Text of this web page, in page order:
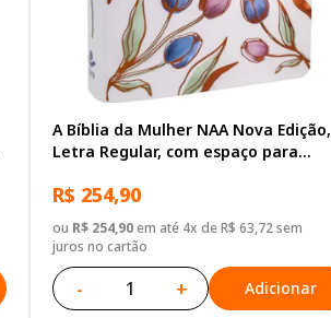
A Bíblia da Mulher NAA Nova Edição,
Letra Regular, com espaço para
Sintético Ilustrada: Branca
R$ 254,90
ou R$ 254,90em até 4x de R$ 63,72 sem
juros no cartão
- + Adicionar